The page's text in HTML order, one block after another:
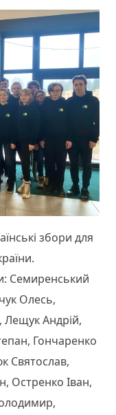
збори для
Семиренський
Олесь,
Лещук Андрій,
Гончаренко
Святослав,
Остренко Іван,